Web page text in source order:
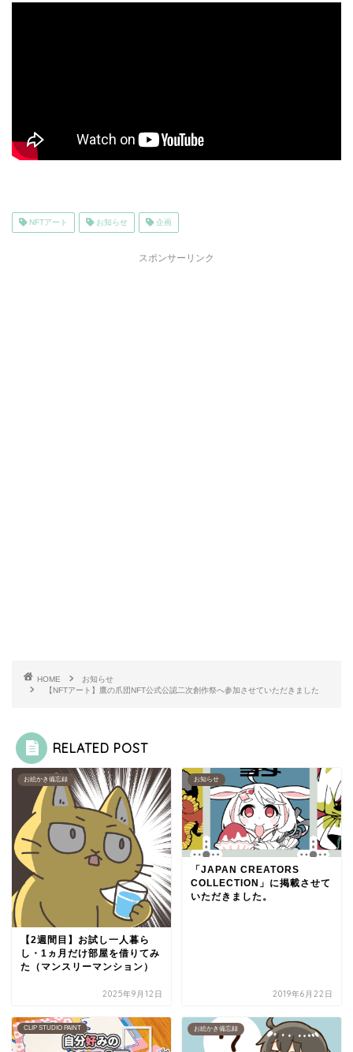
NFTアート お知らせ 企画
スポンサーリンク
HOME
お知らせ
【NFTアート】鷹の爪団NFT公式公認二次創作祭へ参加させていただきました
RELATED POST
お絵かき備忘録
【2週間目】お試し一人暮ら
し・1ヵ月だけ部屋を借りてみ
た（マンスリーマンション）
2025年9月12日
お知らせ
「JAPAN CREATORS
COLLECTION」に掲載させて
いただきました。
2019年6月22日
CLIP STUDIO PAINT お絵かき備忘録